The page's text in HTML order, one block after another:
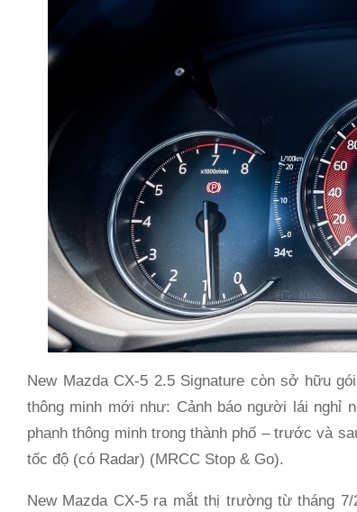
New Mazda CX-5 2.5 Signature còn sở hữu
thông minh mới như: Cảnh báo người lái nghỉ
phanh thông minh trong thành phố – trước và
tốc độ (có Radar) (MRCC Stop & Go).
New Mazda CX-5 ra mắt thị trường từ tháng